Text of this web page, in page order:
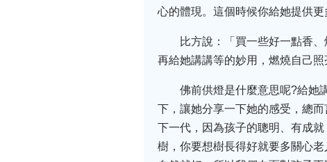
心的體現。這個時候你給她提供更
比方說：「買一些好一點香
再給她講講等的妙用，燃燒自己
佛前供燈是什麼意思呢?給她
下，讓她分享一下她的感受，總
下一代，因為孩子的聰明、有成
樹，你要想樹長得好就要多關心